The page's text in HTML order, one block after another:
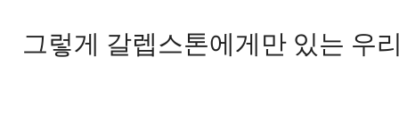
그렇게 갈렙스톤에게만 있는 우